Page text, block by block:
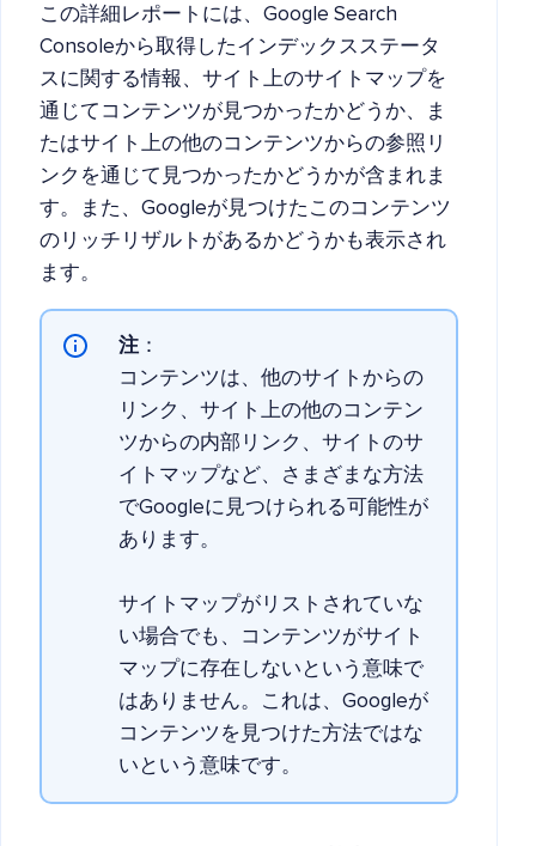
この詳細レポートには、Google Search
Consoleから取得したインデックスステータ
スに関する情報、サイト上のサイトマップを
通じてコンテンツが見つかったかどうか、ま
たはサイト上の他のコンテンツからの参照リ
ンクを通じて見つかったかどうかが含まれま
す。また、Googleが見つけたこのコンテンツ
のリッチリザルトがあるかどうかも表示され
ます。
注 ：
コンテンツは、他のサイトからの
リンク、サイト上の他のコンテン
ツからの内部リンク、サイトのサ
イトマップなど、さまざまな方法
でGoogleに見つけられる可能性が
あります。
サイトマップがリストされていな
い場合でも、コンテンツがサイト
マップに存在しないという意味で
はありません。これは、Googleが
コンテンツを見つけた方法ではな
いという意味です。